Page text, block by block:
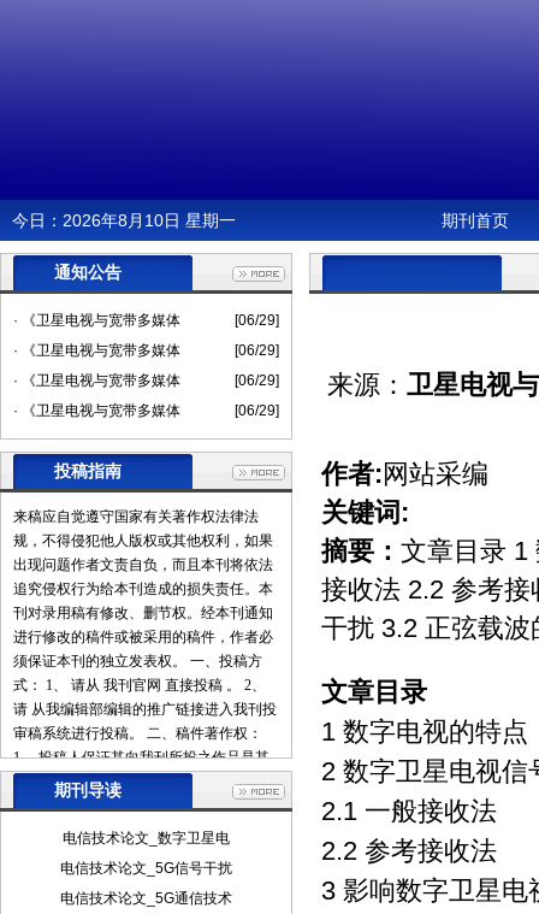
今日： 2026年8月10日 星期一 期刊首页
通知公告
· 《卫星电视与宽带多媒体
[06/29]
· 《卫星电视与宽带多媒体
[06/29]
· 《卫星电视与宽带多媒体
[06/29]
· 《卫星电视与宽带多媒体
[06/29]
投稿指南
来稿应自觉遵守国家有关著作权法律法
规，不得侵犯他人版权或其他权利，如果
出现问题作者文责自负，而且本刊将依法
追究侵权行为给本刊造成的损失责任。本
刊对录用稿有修改、删节权。经本刊通知
进行修改的稿件或被采用的稿件，作者必
须保证本刊的独立发表权。 一、投稿方
式： 1、 请从 我刊官网 直接投稿 。 2、
请 从我编辑部编辑的推广链接进入我刊投
审稿系统进行投稿。 二、稿件著作权：
1、 投稿人保证其向我刊所投之作品是其
本人或与他人合作创作之成果，或对所投
作品拥有合法的著作权，无第三人对其作
品提出可成立之权利主张。 2、 投稿人保
发表。 3、 投稿人保证其作品不含有违反
宪法、法律及损害社会公共利益之内容。
期刊导读
电信技术论文_数字卫星电
电信技术论文_5G信号干扰
电信技术论文_5G通信技术
来源： 卫星电视
作者:网站采编
关键词:
摘要： 文章目录 1
接收法 2.2 参考
干扰 3.2 正弦载
文章目录
1 数字电视的特点
2 数字卫星电视信
2.1 一般接收法
2.2 参考接收法
3 影响数字卫星电